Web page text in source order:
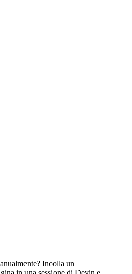
Incolla un